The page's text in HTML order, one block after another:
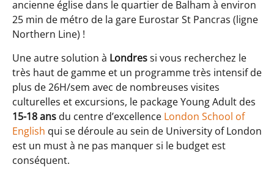
ancienne église dans le quartier de Balham à environ
25 min de métro de la gare Eurostar St Pancras (ligne
Northern Line) !
Une autre solution à Londressi vous recherchez le
très haut de gamme et un programme très intensif de
plus de 26H/sem avec de nombreuses visites
culturelles et excursions, le package Young Adult des
15-18 ans du centre d’excellence London School of
English qui se déroule au sein de University of London
est un must à ne pas manquer si le budget est
conséquent.